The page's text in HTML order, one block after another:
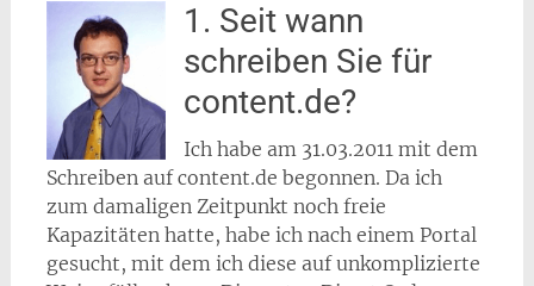
1. Seit wann
schreiben Sie für
content.de?
Ich habe am 31.03.2011 mit dem
Schreiben auf content.de begonnen. Da ich
zum damaligen Zeitpunkt noch freie
Kapazitäten hatte, habe ich nach einem Portal
gesucht, mit dem ich diese auf unkomplizierte